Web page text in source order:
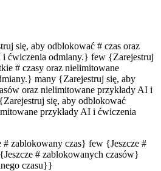
się, aby odblokować # czas oraz
i ćwiczenia odmiany.} few {Zarejestruj
# czasy oraz nielimitowane
many {Zarejestruj się, aby
oraz nielimitowane przykłady AI i
się, aby odblokować
przykłady AI i ćwiczenia
# zablokowany czas} few {Jeszcze #
# zablokowanych czasów}
czasu}}